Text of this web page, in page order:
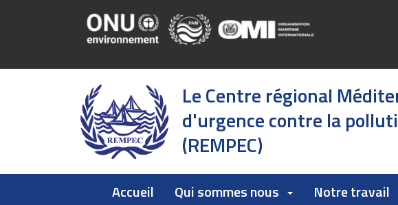
Le Centre régional
d'urgence contre la
(REMPEC)
Accueil Qui sommes nous Notre travail